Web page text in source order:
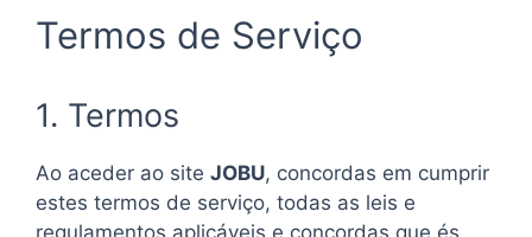
Termos de Serviço
1. Termos
Ao aceder ao site JOBU, concordas em cumprir
estes termos de serviço, todas as leis e
regulamentos aplicáveis ​​e concordas que és